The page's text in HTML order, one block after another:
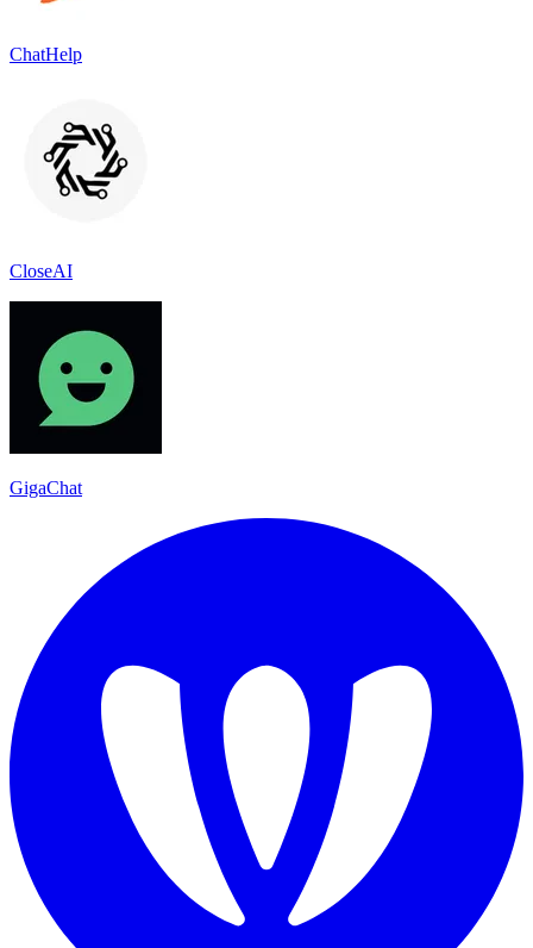
ChatHelp
CloseAI
GigaChat